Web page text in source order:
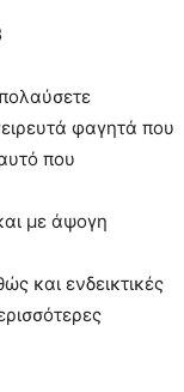
φαγητά που
που
με άψογη
και ενδεικτικές